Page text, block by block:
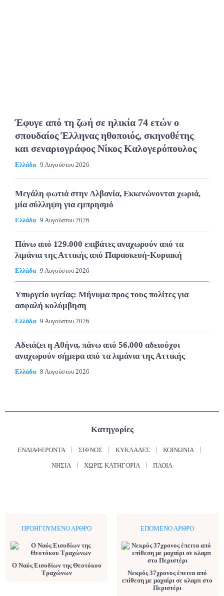
Έφυγε από τη ζωή σε ηλικία 74 ετών ο
σπουδαίος Έλληνας ηθοποιός, σκηνοθέτης
και σεναριογράφος Νίκος Καλογερόπουλος
Ελλάδα 9 Αυγούστου 2026
Μεγάλη φωτιά στην Αλβανία, Εκκενώνονται χωριά,
μία σύλληψη για εμπρησμό
Ελλάδα 9 Αυγούστου 2026
Πάνω από 129.000 επιβάτες αναχωρούν από τα
λιμάνια της Αττικής από Παρασκευή-Κυριακή
Ελλάδα 9 Αυγούστου 2026
Υπυργείο υγείας: Μήνυμα προς τους πολίτες για
ασφαλή κολύμβηση
Ελλάδα 9 Αυγούστου 2026
Αδειάζει η Αθήνα, πάνω από 56.000 αδειούχοι
αναχωρούν σήμερα από τα λιμάνια της Αττικής
Ελλάδα 8 Αυγούστου 2026
Κατηγορίες
ΕΝΔΙΑΦΈΡΟΝΤΑ ΣΊΦΝΟΣ ΚΥΚΛΆΔΕΣ ΚΟΙΝΩΝΊΑ
ΝΗΣΙΆ ΧΩΡΊΣ ΚΑΤΗΓΟΡΊΑ ΠΛΟΊΑ
ΠΡΟΗΓΟΎΜΕΝΟ ΆΡΘΡΟ
Ο Ναός Εισοδίων της Θεοτόκου
Τραχώνων
ΕΠΌΜΕΝΟ ΆΡΘΡΟ
Νεκρός 37χρονος έπειτα από
επίθεση με μαχαίρι σε κλαμπ στο
Περιστέρι